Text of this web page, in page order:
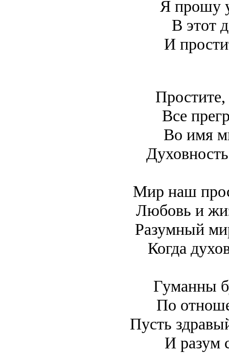
Я прошу
В этот
И
Все
Во имя
Мир наш
Любовь и
Разумный
Когда
Гуманны
По
Пусть
И разум